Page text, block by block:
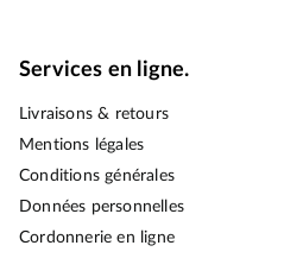
Services en ligne.
Livraisons & retours
Mentions légales
Conditions générales
Données personnelles
Cordonnerie en ligne